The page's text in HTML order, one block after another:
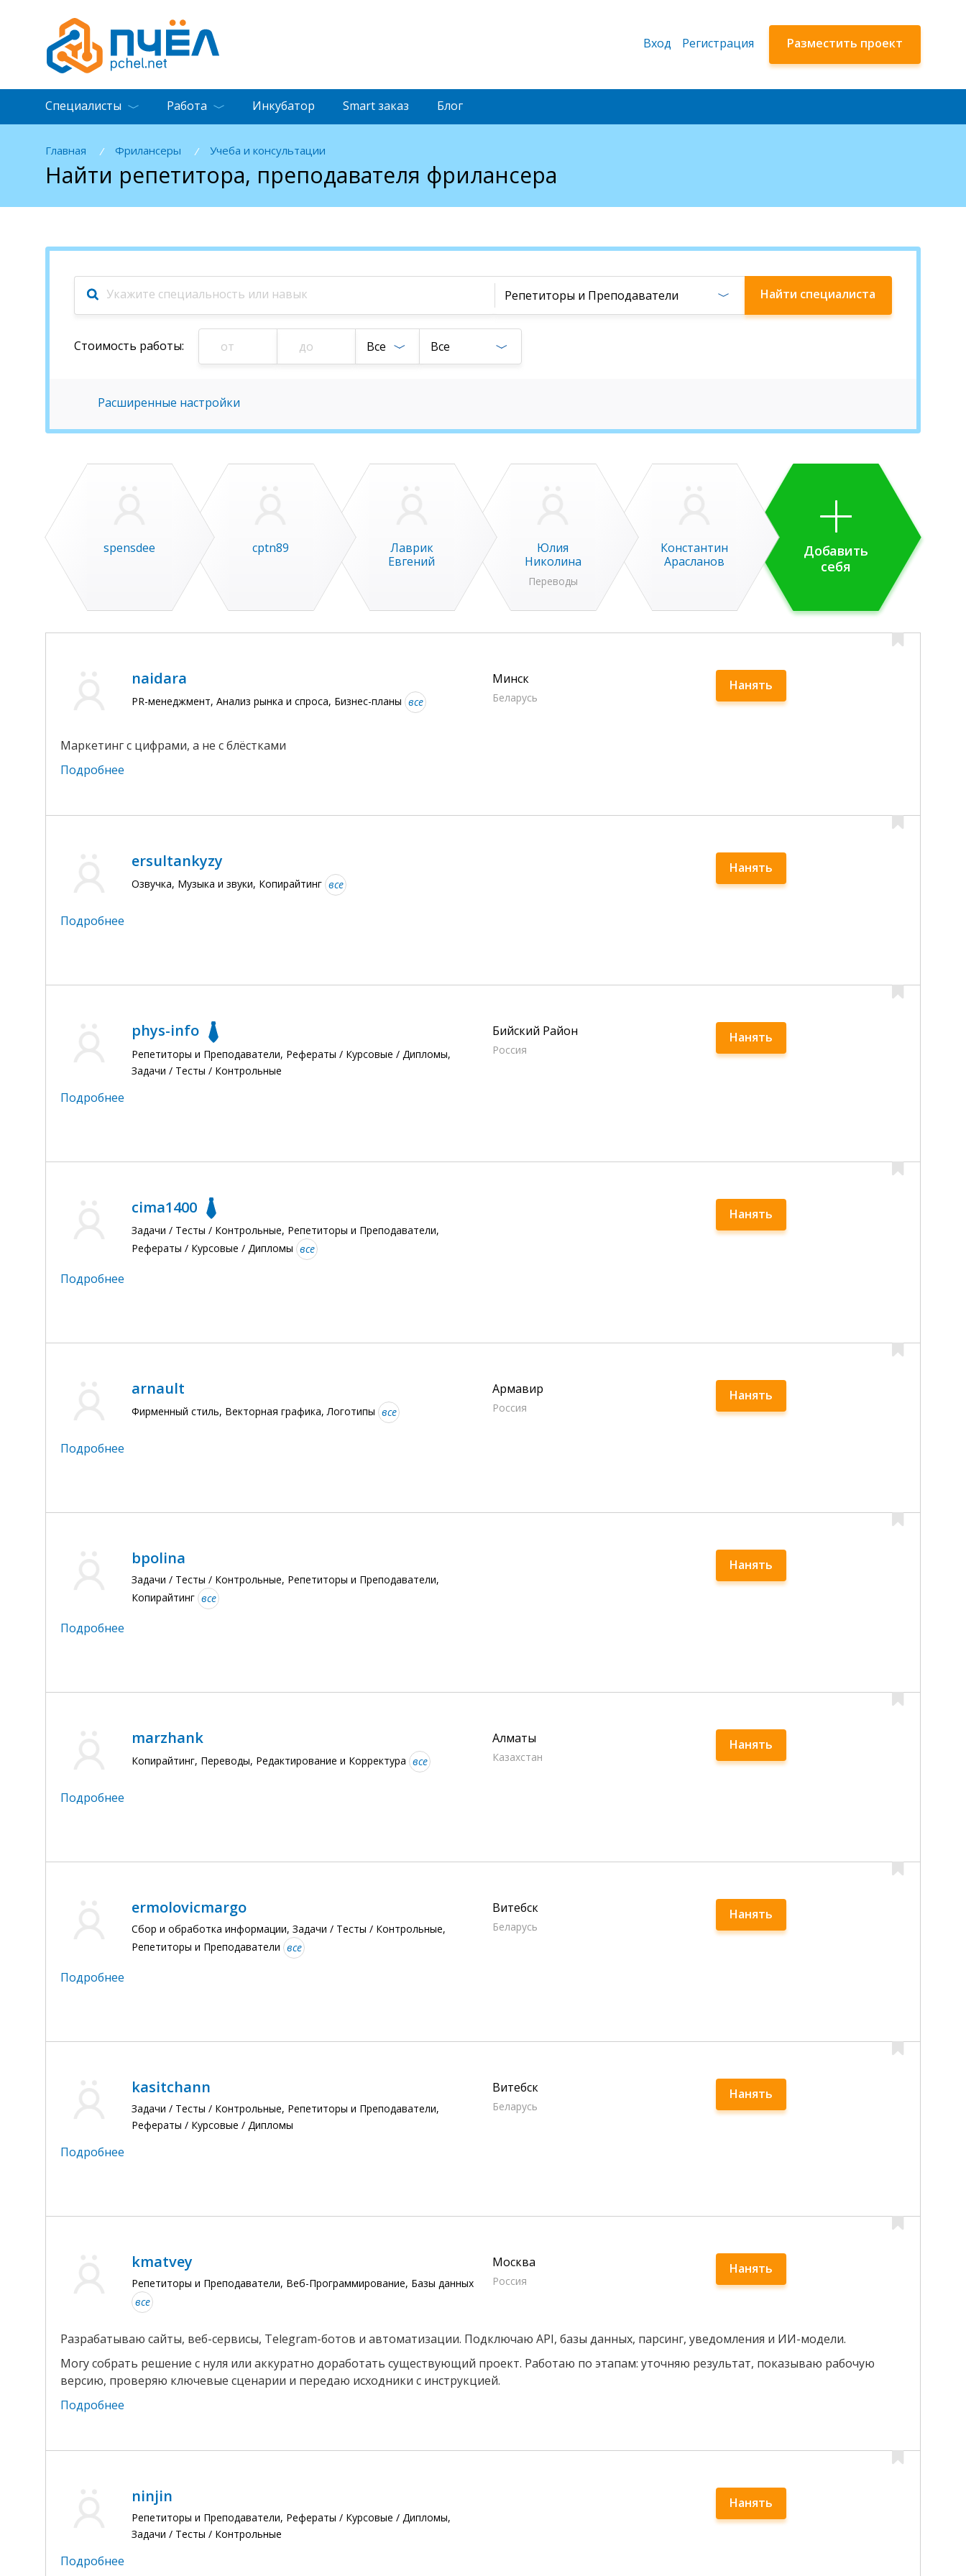
Главная / Фрилансеры / Учеба и консультации
Найти репетитора, преподавателя фрилансера
Репетиторы и Преподаватели Найти специалиста
Стоимость работы: Все Все
Расширенные настройки
Добавить
себя
Константин
Арасланов
Юлия
Николина
Переводы
Лаврик
Евгений
cptn89
spensdee
naidara
PR-менеджмент, Анализ рынка и спроса, Бизнес-планы все
Минск
Беларусь
Нанять
Маркетинг с цифрами, а не с блёстками
Подробнее
ersultankyzy
Озвучка, Музыка и звуки, Копирайтинг все
Нанять
Подробнее
phys-info
Репетиторы и Преподаватели, Рефераты / Курсовые / Дипломы,
Задачи / Тесты / Контрольные
Бийский Район
Россия
Нанять
Подробнее
cima1400
Задачи / Тесты / Контрольные, Репетиторы и Преподаватели,
Рефераты / Курсовые / Дипломы все
Нанять
Подробнее
arnault
Фирменный стиль, Векторная графика, Логотипы все
Армавир
Россия
Нанять
Подробнее
bpolina
Задачи / Тесты / Контрольные, Репетиторы и Преподаватели,
Копирайтинг все
Нанять
Подробнее
marzhank
Копирайтинг, Переводы, Редактирование и Корректура все
Алматы
Казахстан
Нанять
Подробнее
ermolovicmargo
Сбор и обработка информации, Задачи / Тесты / Контрольные,
Репетиторы и Преподаватели все
Витебск
Беларусь
Нанять
Подробнее
kasitchann
Задачи / Тесты / Контрольные, Репетиторы и Преподаватели,
Рефераты / Курсовые / Дипломы
Витебск
Беларусь
Нанять
Подробнее
kmatvey
Репетиторы и Преподаватели, Веб-Программирование, Базы данных
все
Москва
Россия
Нанять
Разрабатываю сайты, веб-сервисы, Telegram-ботов и автоматизации. Подключаю API, базы данных, парсинг, уведомления и ИИ-модели.
Могу собрать решение с нуля или аккуратно доработать существующий проект. Работаю по этапам: уточняю результат, показываю рабочую
версию, проверяю ключевые сценарии и передаю исходники с инструкцией.
Подробнее
ninjin
Репетиторы и Преподаватели, Рефераты / Курсовые / Дипломы,
Задачи / Тесты / Контрольные
Нанять
Подробнее
Вход Регистрация Разместить проект
Специалисты Работа Инкубатор Smartзаказ Блог